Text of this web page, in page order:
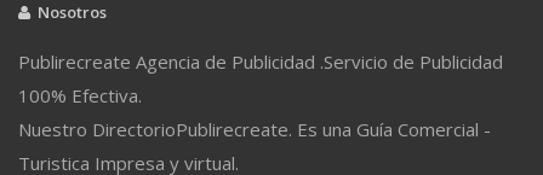
Nosotros
Publirecreate Agencia de Publicidad .Servicio de Publicidad
100% Efectiva.
Nuestro DirectorioPublirecreate. Es una Guía Comercial -
Turistica Impresa y virtual.